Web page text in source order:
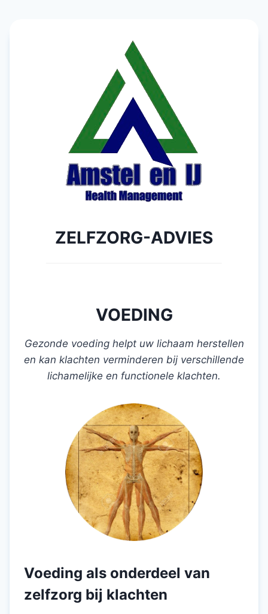
ZELFZORG-ADVIES
VOEDING
Gezonde voeding helpt uw lichaam herstellen
en kan klachten verminderen bij verschillende
lichamelijke en functionele klachten.
Voeding als onderdeel van
zelfzorg bij klachten